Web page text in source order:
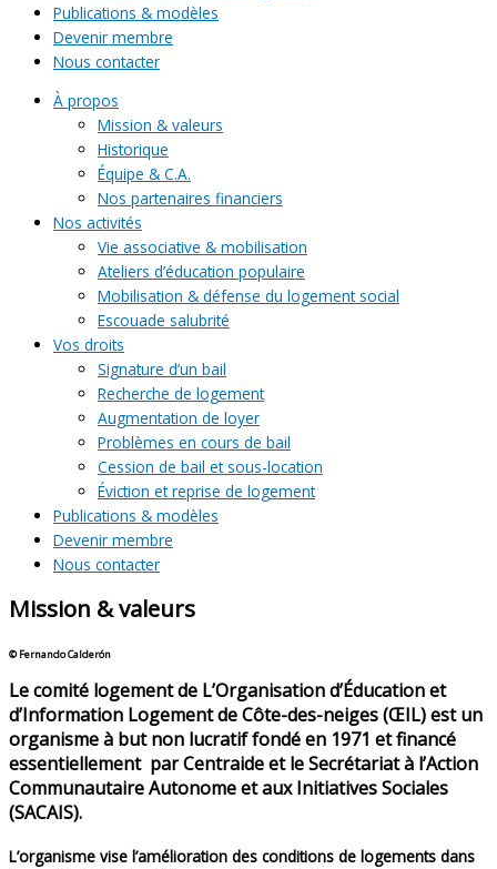
Publications & modèles
Devenir membre
Nous contacter
À propos
Mission & valeurs
Historique
Équipe & C.A.
Nos partenaires financiers
Nos activités
Vie associative & mobilisation
Ateliers d’éducation populaire
Mobilisation & défense du logement social
Escouade salubrité
Vos droits
Signature d’un bail
Recherche de logement
Augmentation de loyer
Problèmes en cours de bail
Cession de bail et sous-location
Éviction et reprise de logement
Publications & modèles
Devenir membre
Nous contacter
Mission & valeurs
© Fernando Calderón
Le comité logement de L’Organisation d’Éducation et
d’Information Logement de Côte-des-neiges (ŒIL) est un
organisme à but non lucratif fondé en 1971 et financé
essentiellement par Centraide et le Secrétariat à l’Action
Communautaire Autonome et aux Initiatives Sociales
(SACAIS).
L’organisme vise l’amélioration des conditions de logements dans